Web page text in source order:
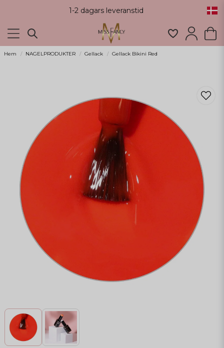
1-2 dagars leveranstid
Hem NAGELPRODUKTER Gellack Gellack Bikini Red